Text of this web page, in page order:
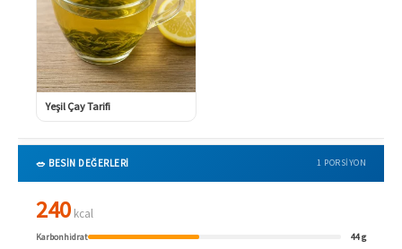
Yeşil Çay Tarifi
🥗 BESİN DEĞERLERİ 1 PORSIYON
240 kcal
Karbonhidrat
44 g